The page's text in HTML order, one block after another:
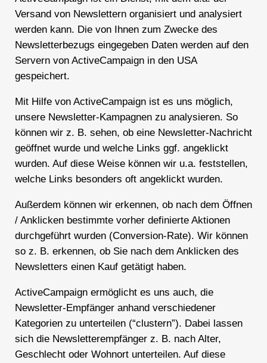
Versand von Newslettern organisiert und analysiert
werden kann. Die von Ihnen zum Zwecke des
Newsletterbezugs eingegeben Daten werden auf den
Servern von ActiveCampaign in den USA
gespeichert.
Mit Hilfe von ActiveCampaign ist es uns möglich,
unsere Newsletter-Kampagnen zu analysieren. So
können wir z. B. sehen, ob eine Newsletter-Nachricht
geöffnet wurde und welche Links ggf. angeklickt
wurden. Auf diese Weise können wir u.a. feststellen,
welche Links besonders oft angeklickt wurden.
Außerdem können wir erkennen, ob nach dem Öffnen
/ Anklicken bestimmte vorher definierte Aktionen
durchgeführt wurden (Conversion-Rate). Wir können
so z. B. erkennen, ob Sie nach dem Anklicken des
Newsletters einen Kauf getätigt haben.
ActiveCampaign ermöglicht es uns auch, die
Newsletter-Empfänger anhand verschiedener
Kategorien zu unterteilen (“clustern”). Dabei lassen
sich die Newsletterempfänger z. B. nach Alter,
Geschlecht oder Wohnort unterteilen. Auf diese